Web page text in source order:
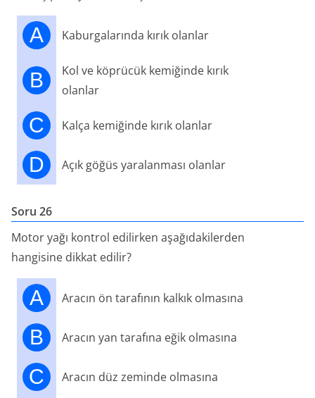
A Kaburgalarında kırık olanlar
B
Kol ve köprücük kemiğinde kırık
olanlar
C Kalça kemiğinde kırık olanlar
D Açık göğüs yaralanması olanlar
Soru 26
Motor yağı kontrol edilirken aşağıdakilerden
hangisine dikkat edilir?
A Aracın ön tarafının kalkık olmasına
B Aracın yan tarafına eğik olmasına
C Aracın düz zeminde olmasına